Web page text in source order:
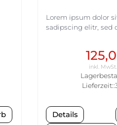
Lorem ipsum dolor
sadipscing elitr, sed
inkl. MwSt.
Details